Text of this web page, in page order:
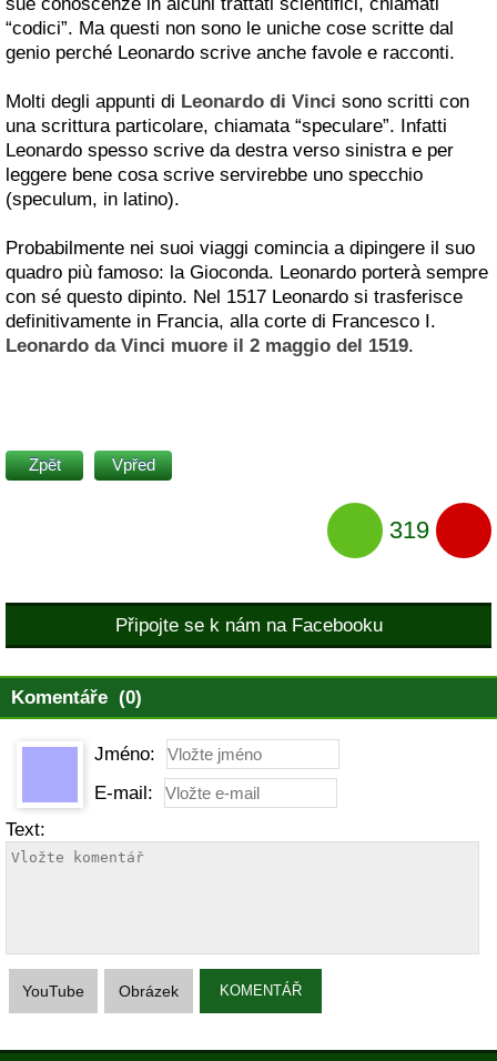
“codici”. Ma questi non sono le uniche cose scritte dal
genio perché Leonardo scrive anche favole e racconti.
Molti degli appunti di Leonardo di Vinci sono scritti con
una scrittura particolare, chiamata “speculare”. Infatti
Leonardo spesso scrive da destra verso sinistra e per
leggere bene cosa scrive servirebbe uno specchio
(speculum, in latino).
Probabilmente nei suoi viaggi comincia a dipingere il suo
quadro più famoso: la Gioconda. Leonardo porterà sempre
con sé questo dipinto. Nel 1517 Leonardo si trasferisce
definitivamente in Francia, alla corte di Francesco I.
Leonardo da Vinci muore il 2 maggio del 1519.
Zpět Vpřed
319
Připojte se k nám na Facebooku
Komentáře (0)
Jméno:
E-mail:
Text:
YouTube Obrázek KOMENTÁŘ